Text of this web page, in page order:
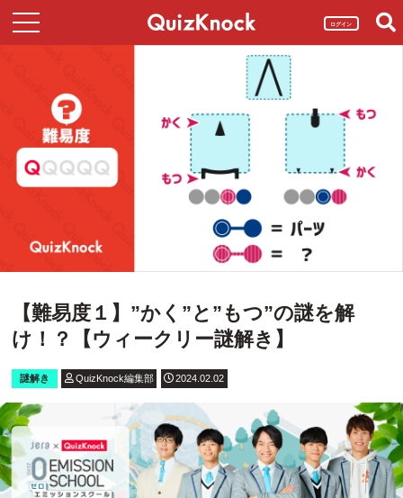
ログイン
【難易度１】”かく”と”もつ”の謎を解
け！？【ウィークリー謎解き】
謎解き QuizKnock編集部 2024.02.02